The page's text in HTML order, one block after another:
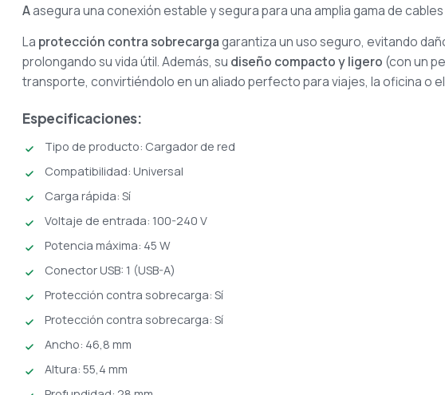
Aasegura una conexión estable y segura para una amplia gama de
La protección contra sobrecargagarantiza un uso seguro, evitando
prolongando su vida útil. Además, su diseño compacto y ligero (con un
transporte, convirtiéndolo en un aliado perfecto para viajes, la oficina o
Especificaciones:
Tipo de producto: Cargador de red
Compatibilidad: Universal
Carga rápida: Sí
Voltaje de entrada: 100-240 V
Potencia máxima: 45 W
Conector USB: 1 (USB-A)
Protección contra sobrecarga: Sí
Protección contra sobrecarga: Sí
Ancho: 46,8 mm
Altura: 55,4 mm